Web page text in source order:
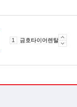
1 금호타이어렌탈
3 라파402